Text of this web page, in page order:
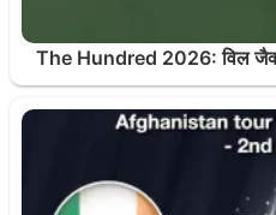
The Hundred 2026: विल